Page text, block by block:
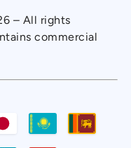
– All rights
commercial